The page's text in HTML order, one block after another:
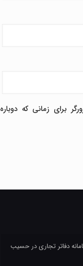
برای زمانی که دوباره
دفاتر تجاری در حسیب